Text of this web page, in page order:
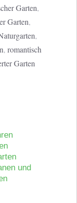
Garten,
Garten,
,
, romantisch
Garten
und